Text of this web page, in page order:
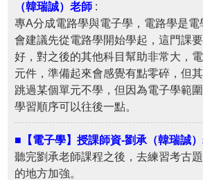
（韓瑞誠）老師 :
專A分成電路學與電子學，電路學是
會建議先從電路學開始學起，這門課
好，對之後的其他科目幫助非常大，
元件，準備起來會感覺有點零碎，但
跳過某個單元不學，但因為電子學範
學習順序可以往後一點。
■【電子學】授課師資-劉承（韓瑞誠
聽完劉承老師課程之後，去練習考古
的地方加強。